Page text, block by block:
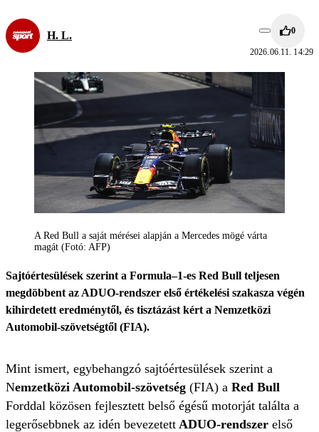
H. L. 0
2026.06.11. 14:29
A Red Bull a saját mérései alapján a Mercedes mögé várta
magát (Fotó: AFP)
Sajtóértesülések szerint a Formula–1-es Red Bull teljesen
megdöbbent az ADUO-rendszer első értékelési szakasza végén
kihirdetett eredménytől, és tisztázást kért a Nemzetközi
Automobil-szövetségtől (FIA).
Mint ismert, egybehangzó sajtóértesülések szerint a
Nemzetközi Automobil-szövetség (FIA) a Red Bull
Forddal közösen fejlesztett belső égésű motorját találta a
legerősebbnek az idén bevezetett ADUO-rendszer első